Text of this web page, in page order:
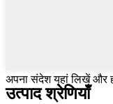
अपना संदेश यहां लिखें और
उत्पाद श्रेणियाँ